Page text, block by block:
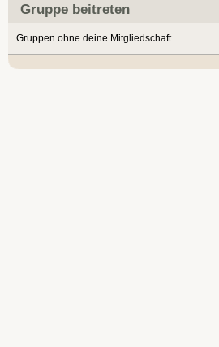
Gruppe beitreten
Gruppen ohne deine Mitgliedschaft